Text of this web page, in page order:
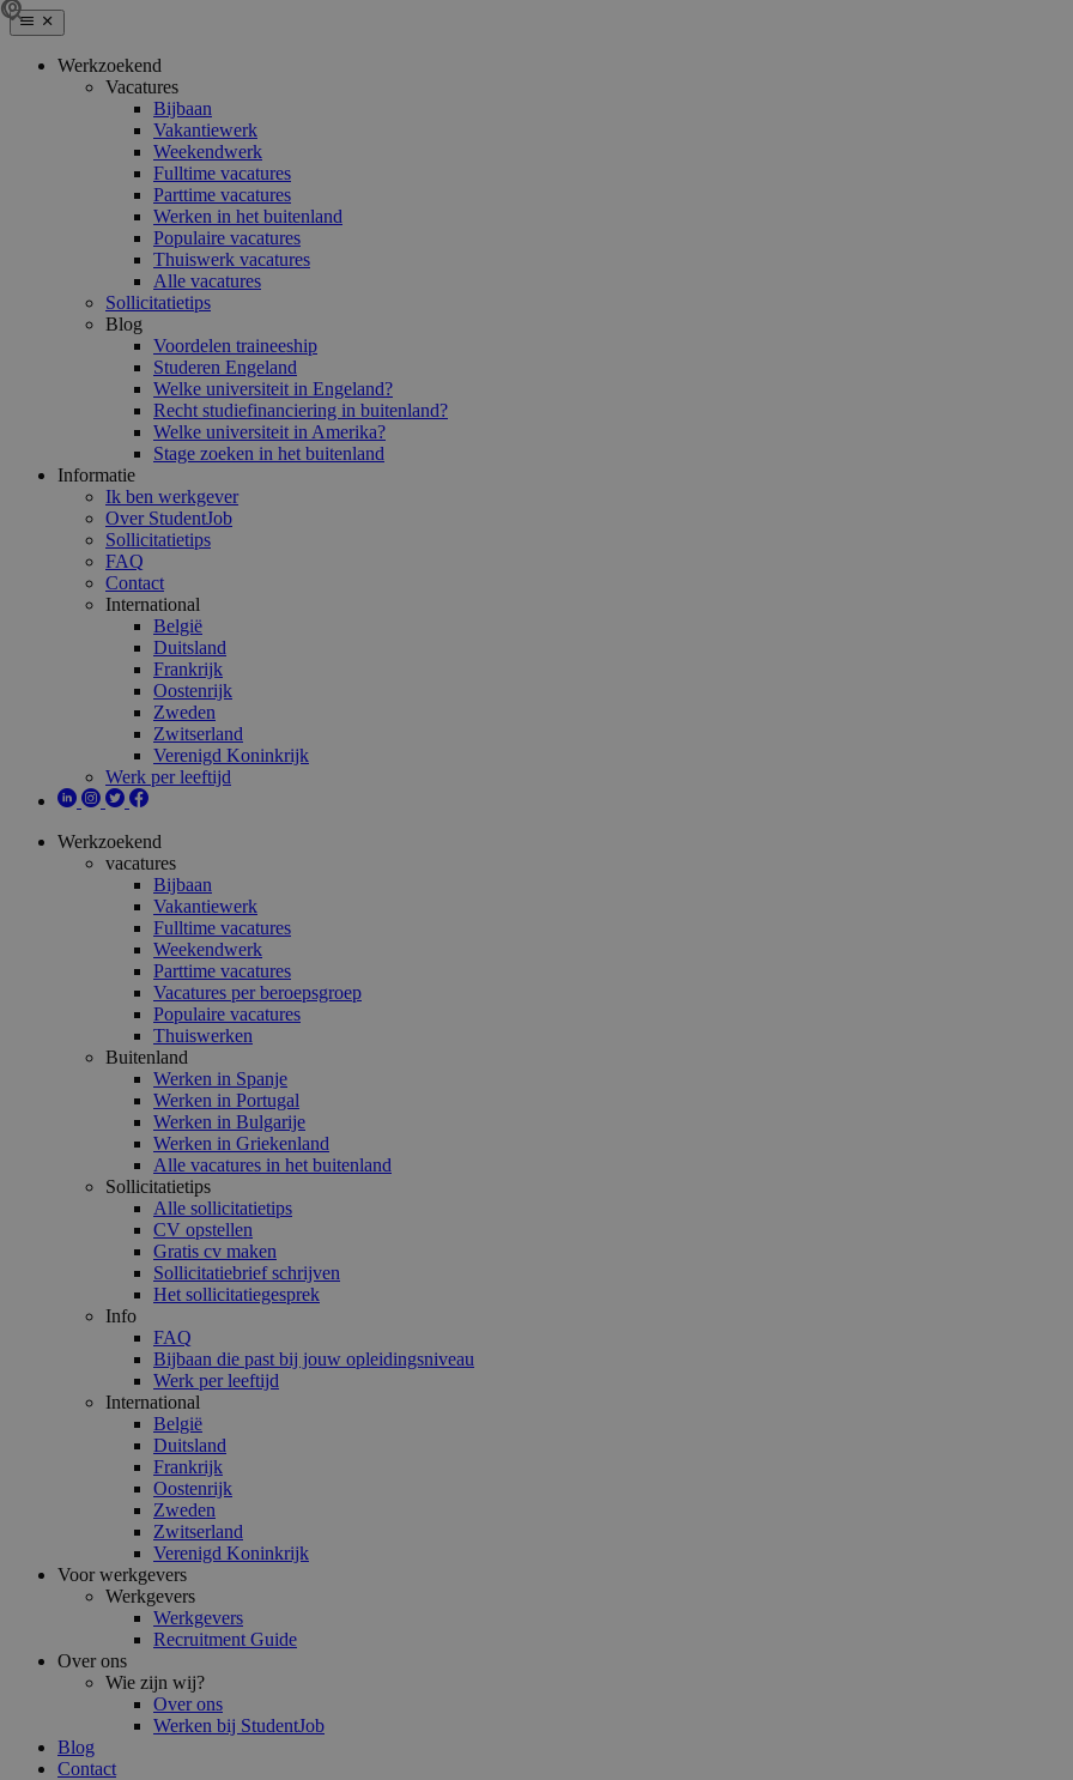
Werkzoekend
Vacatures
Bijbaan
Vakantiewerk
Weekendwerk
Fulltime vacatures
Parttime vacatures
Werken in het buitenland
Populaire vacatures
Thuiswerk vacatures
Alle vacatures
Sollicitatietips
Blog
Voordelen traineeship
Studeren Engeland
Welke universiteit in Engeland?
Recht studiefinanciering in buitenland?
Welke universiteit in Amerika?
Stage zoeken in het buitenland
Informatie
Ik ben werkgever
Over StudentJob
Sollicitatietips
FAQ
Contact
International
België
Duitsland
Frankrijk
Oostenrijk
Zweden
Zwitserland
Verenigd Koninkrijk
Werk per leeftijd
Werkzoekend
vacatures
Bijbaan
Vakantiewerk
Fulltime vacatures
Weekendwerk
Parttime vacatures
Vacatures per beroepsgroep
Populaire vacatures
Thuiswerken
Buitenland
Werken in Spanje
Werken in Portugal
Werken in Bulgarije
Werken in Griekenland
Alle vacatures in het buitenland
Sollicitatietips
Alle sollicitatietips
CV opstellen
Gratis cv maken
Sollicitatiebrief schrijven
Het sollicitatiegesprek
Info
FAQ
Bijbaan die past bij jouw opleidingsniveau
Werk per leeftijd
International
België
Duitsland
Frankrijk
Oostenrijk
Zweden
Zwitserland
Verenigd Koninkrijk
Voor werkgevers
Werkgevers
Werkgevers
Recruitment Guide
Over ons
Wie zijn wij?
Over ons
Werken bij StudentJob
Blog
Contact